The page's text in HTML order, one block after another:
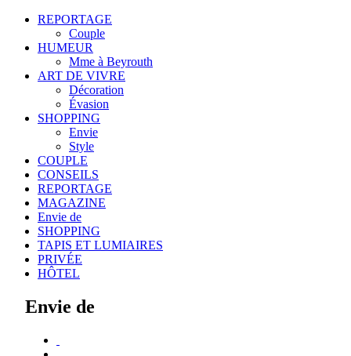
REPORTAGE
Couple
HUMEUR
Mme à Beyrouth
ART DE VIVRE
Décoration
Évasion
SHOPPING
Envie
Style
COUPLE
CONSEILS
REPORTAGE
MAGAZINE
Envie de
SHOPPING
TAPIS ET LUMIAIRES
PRIVÉE
HÔTEL
Envie de